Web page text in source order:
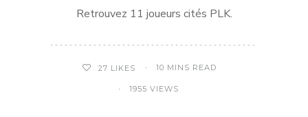
Retrouvez 11 joueurs cités PLK.
27 LIKES 10 MINS READ
1955 VIEWS